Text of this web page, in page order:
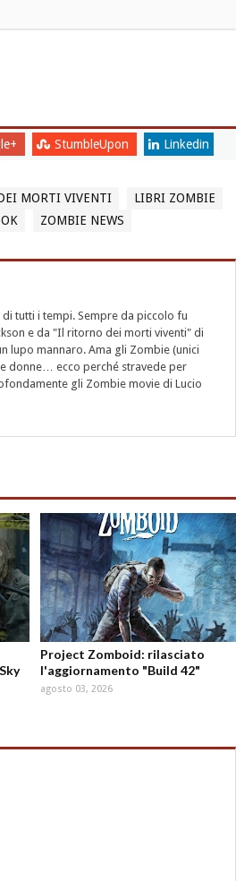
StumbleUpon Linkedin
MORTI VIVENTI
LIBRI ZOMBIE
ZOMBIE NEWS
tutti i tempi. Sempre da piccolo fu
e da "Il ritorno dei morti viventi" di
lupo mannaro. Ama gli Zombie (unici
donne… ecco perché stravede per
gli Zombie movie di Lucio
Project Zomboid: rilasciato
l'aggiornamento "Build 42"
agosto 03, 2026